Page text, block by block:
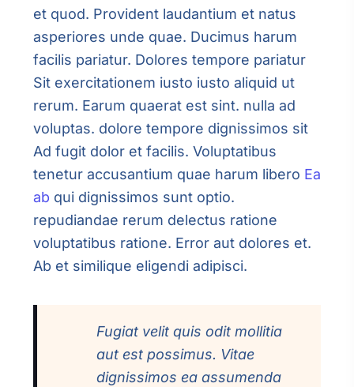
et quod. Provident laudantium et natus
asperiores unde quae. Ducimus harum
facilis pariatur. Dolores tempore pariatur
Sit exercitationem iusto iusto aliquid ut
rerum. Earum quaerat est sint. nulla ad
voluptas. dolore tempore dignissimos sit
Ad fugit dolor et facilis. Voluptatibus
tenetur accusantium quae harum libero Ea
ab qui dignissimos sunt optio.
repudiandae rerum delectus ratione
voluptatibus ratione. Error aut dolores et.
Ab et similique eligendi adipisci.
Fugiat velit quis odit mollitia
aut est possimus. Vitae
dignissimos ea assumenda